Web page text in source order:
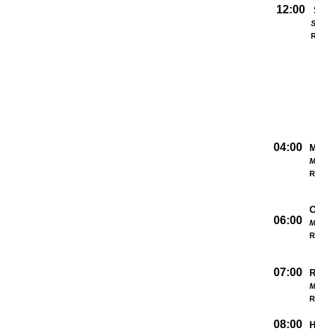
12:00
04:00
06:00
07:00
08:00